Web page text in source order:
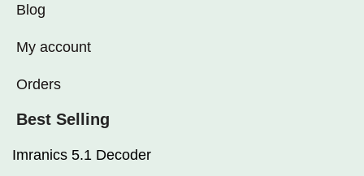
Blog
My account
Orders
Best Selling
Imranics 5.1 Decoder